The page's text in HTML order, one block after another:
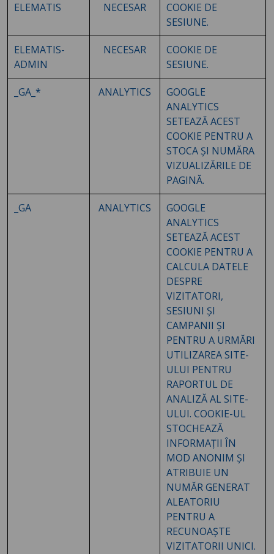
ELEMATIS NECESAR
COOKIE DE
SESIUNE.
ELEMATIS-
ADMIN
NECESAR
COOKIE DE
SESIUNE.
_GA_* ANALYTICS
GOOGLE
ANALYTICS
SETEAZĂ ACEST
COOKIE PENTRU A
STOCA ȘI NUMĂRA
VIZUALIZĂRILE DE
PAGINĂ.
_GA ANALYTICS
GOOGLE
ANALYTICS
SETEAZĂ ACEST
COOKIE PENTRU A
CALCULA DATELE
DESPRE
VIZITATORI,
SESIUNI ȘI
CAMPANII ȘI
PENTRU A URMĂRI
UTILIZAREA SITE-
ULUI PENTRU
RAPORTUL DE
ANALIZĂ AL SITE-
ULUI. COOKIE-UL
STOCHEAZĂ
INFORMAȚII ÎN
MOD ANONIM ȘI
ATRIBUIE UN
NUMĂR GENERAT
ALEATORIU
PENTRU A
RECUNOAȘTE
VIZITATORII UNICI.